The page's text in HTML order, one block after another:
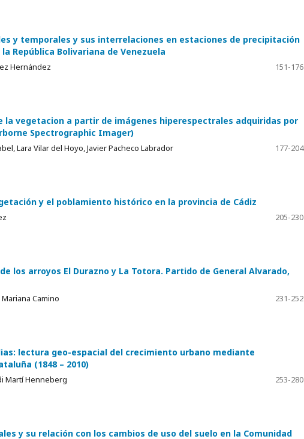
y temporales y sus interrelaciones en estaciones de precipitación
República Bolivariana de Venezuela
Hernández
151-176
la vegetacion a partir de imágenes hiperespectrales adquiridas por
Spectrographic Imager)
Lara Vilar del Hoyo, Javier Pacheco Labrador
177-204
y el poblamiento histórico en la provincia de Cádiz
205-230
los arroyos El Durazno y La Totora. Partido de General Alvarado,
Camino
231-252
lectura geo-espacial del crecimiento urbano mediante
(1848 – 2010)
Martí Henneberg
253-280
y su relación con los cambios de uso del suelo en la Comunidad